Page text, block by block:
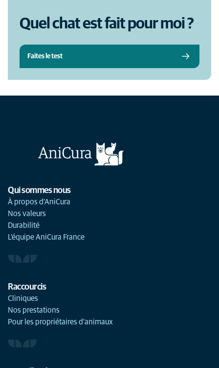
Quel chat est fait pour moi ?
Faites le test
Qui sommes nous
À propos d'AniCura
Nos valeurs
Durabilité
L'équipe AniCura France
Raccourcis
Cliniques
Nos prestations
Pour les propriétaires d'animaux